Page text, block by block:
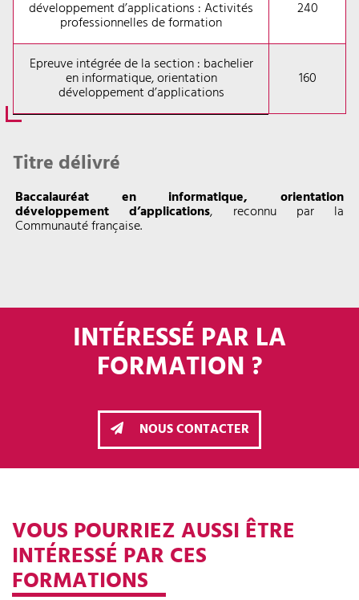
développement d’applications : Activités
professionnelles de formation
240
Epreuve intégrée de la section : bachelier
en informatique, orientation
développement d’applications
160
Titre délivré
Baccalauréat en informatique, orientation
développement d’applications, reconnu par la
Communauté française.
INTÉRESSÉ PAR LA
FORMATION ?
NOUS CONTACTER
VOUS POURRIEZ AUSSI ÊTRE
INTÉRESSÉ PAR CES
FORMATIONS